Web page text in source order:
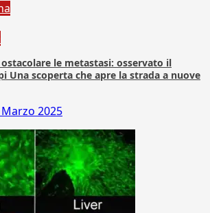
ostacolare le metastasi: osservato il
Una scoperta che apre la strada a nuove
Marzo 2025